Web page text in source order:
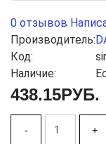
0 отзывов
Производитель:
Код:
Наличие:
438.15РУБ.
- +